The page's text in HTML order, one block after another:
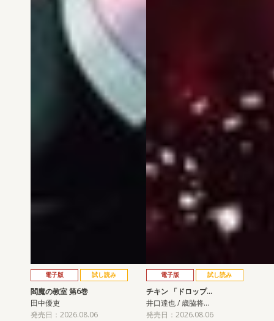
電子版 試し読み
閻魔の教室 第6巻
田中優吏
発売日：2026.08.06
電子版 試し読み
チキン 「ドロップ…
井口達也 / 歳脇将…
発売日：2026.08.06